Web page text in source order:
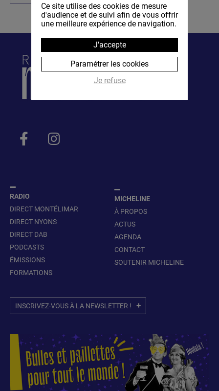
RADIO
DIRECT MONTÉLIMAR
DIRECT NYONS
DIRECT DAB
PODCASTS
ÉMISSIONS
FORMATIONS
MICHELINE
À PROPOS
ACTUS
AGENDA
CONTACT
SOUTENIR MICHELINE
INSCRIVEZ-VOUS À LA NEWSLETTER !
Ce site utilise des cookies de mesure
d'audience et de suivi afin de vous offrir
une meilleure expérience de navigation.
J'accepte
Paramétrer les cookies
Je refuse